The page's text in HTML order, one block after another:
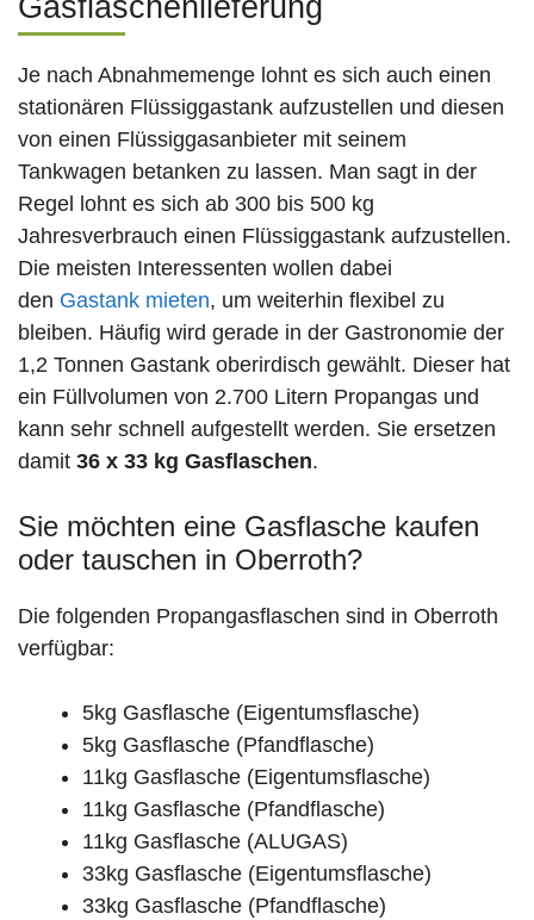
Gasflaschenlieferung
Je nach Abnahmemenge lohnt es sich auch einen
stationären Flüssiggastank aufzustellen und diesen
von einen Flüssiggasanbieter mit seinem
Tankwagen betanken zu lassen. Man sagt in der
Regel lohnt es sich ab 300 bis 500 kg
Jahresverbrauch einen Flüssiggastank aufzustellen.
Die meisten Interessenten wollen dabei
den Gastank mieten, um weiterhin flexibel zu
bleiben. Häufig wird gerade in der Gastronomie der
1,2 Tonnen Gastank oberirdisch gewählt. Dieser hat
ein Füllvolumen von 2.700 Litern Propangas und
kann sehr schnell aufgestellt werden. Sie ersetzen
damit 36 x 33 kg Gasflaschen.
Sie möchten eine Gasflasche kaufen
oder tauschen in Oberroth?
Die folgenden Propangasflaschen sind in Oberroth
verfügbar:
5kg Gasflasche (Eigentumsflasche)
5kg Gasflasche (Pfandflasche)
11kg Gasflasche (Eigentumsflasche)
11kg Gasflasche (Pfandflasche)
11kg Gasflasche (ALUGAS)
33kg Gasflasche (Eigentumsflasche)
33kg Gasflasche (Pfandflasche)